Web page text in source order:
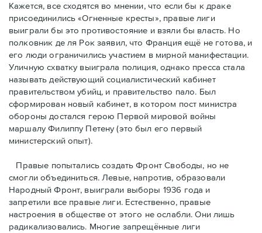
Кажется, все сходятся во мнении, что если бы к драке
присоединились «Огненные кресты», правые лиги
выиграли бы это противостояние и взяли бы власть. Но
полковник де ля Рок заявил, что Франция ещё не готова, и
его люди ограничились участием в мирной манифестации.
Уличную схватку выиграла полиция, однако пресса стала
называть действующий социалистический кабинет
правительством убийц, и правительство пало. Был
сформирован новый кабинет, в котором пост министра
обороны достался герою Первой мировой войны
маршалу Филиппу Петену (это был его первый
министерский опыт).
Правые пoпытались создать Фронт Свободы, но не
смогли объединиться. Левые, напротив, образовали
Народный Фронт, выиграли выборы 1936 года и
запретили все правые лиги. Естественно, правые
настроения в обществе от этого не ослабли. Они лишь
радикализовались. Многие запрещённые лиги